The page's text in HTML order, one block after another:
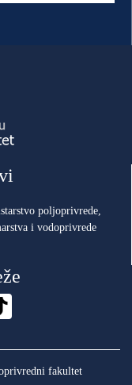
poljoprivrede,
i vodoprivrede
fakultet